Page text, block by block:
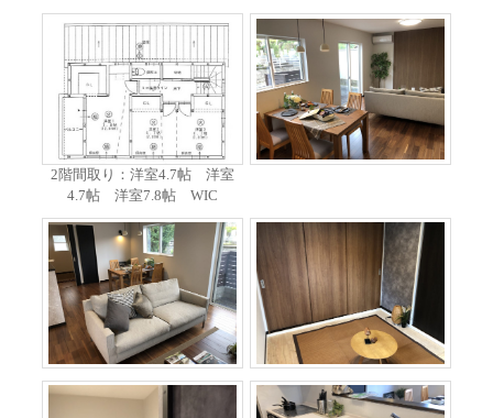
2階間取り：洋室4.7帖 洋室
4.7帖 洋室7.8帖 WIC